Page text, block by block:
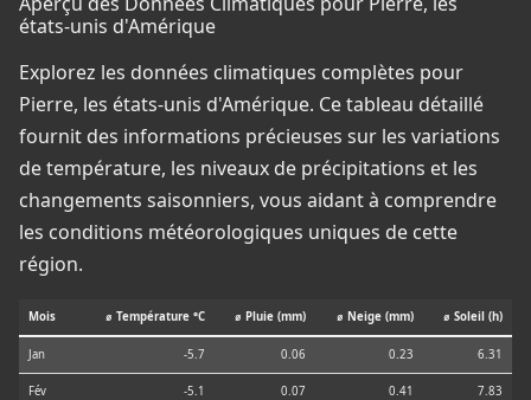
états-unis d'Amérique
Explorez les données climatiques complètes pour
Pierre, les états-unis d'Amérique. Ce tableau détaillé
fournit des informations précieuses sur les variations
de température, les niveaux de précipitations et les
changements saisonniers, vous aidant à comprendre
les conditions météorologiques uniques de cette
région.
Mois ⌀ Température °C ⌀ Pluie (mm) ⌀ Neige (mm) ⌀ Soleil (h)
Jan -5.7 0.06 0.23 6.31
Fév -5.1 0.07 0.41 7.83